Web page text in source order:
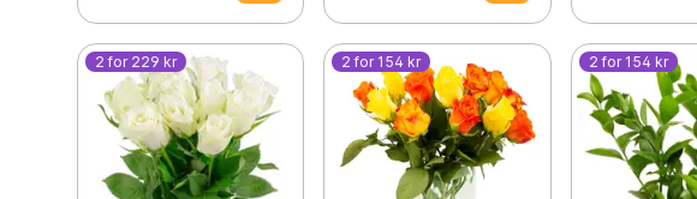
2 for 229 kr 2 for 154 kr 2 for 154 kr